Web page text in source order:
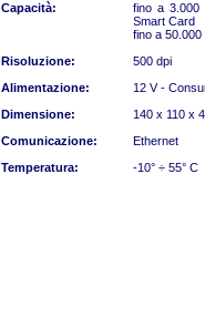
Capacità:
fino a 3.000
Smart Card
fino a
Risoluzione:
500 dpi
Alimentazione:
12 V -
Dimensione:
140 x 110 x
Comunicazione:
Ethernet
Temperatura:
-10° ÷ 55° C